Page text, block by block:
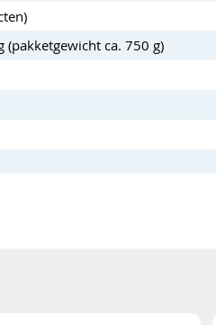
(pakketgewicht ca. 750 g)